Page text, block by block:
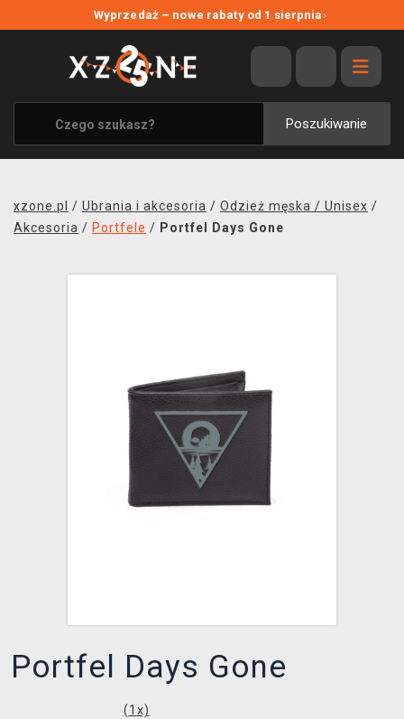
Wyprzedaż – nowe rabaty od 1 sierpnia›
Poszukiwanie
WYPRZEDAŻ
WSZYSTKIE MARKI
XZONE ORIGINALS
UBRANIA I AKCESORIA
SOUNDTRACKI
xzone.pl / Ubrania i akcesoria / Odzież męska / Unisex /
Akcesoria / Portfele / Portfel Days Gone
Portfel Days Gone
(1 x)